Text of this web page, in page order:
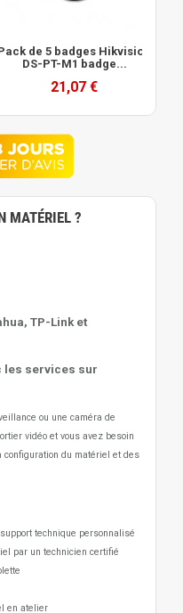
de 5 badges Hikvision
DS-PT-M1 badge...
21,07 €
MATÉRIEL ?
TP-Link et
les services sur
ou une caméra de
vidéo et vous avez besoin
du matériel et des
technique personnalisé
par un technicien certifié
en atelier